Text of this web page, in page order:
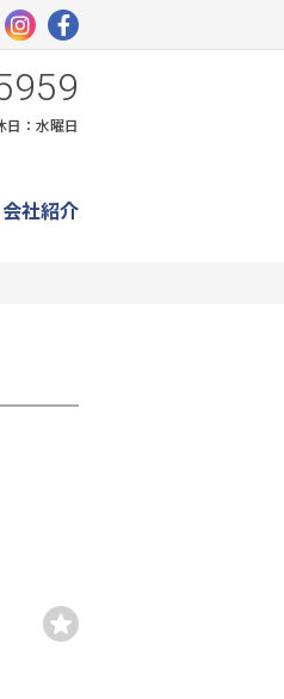
：水曜日
会社紹介